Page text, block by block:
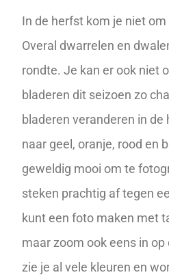
In de herfst kom je niet
Overal dwarrelen en
rondte. Je kan er ook niet
bladeren dit seizoen zo
bladeren veranderen in de
naar geel, oranje, rood en
geweldig mooi om te
steken prachtig af tegen
kunt een foto maken met
maar zoom ook eens in op
zie je al vele kleuren en